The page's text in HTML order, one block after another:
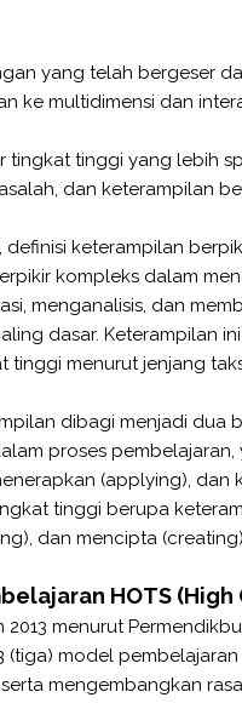
yang telah bergeser
ke multidimensi dan
tingkat tinggi yang lebih
dan keterampilan
keterampilan
kompleks dalam
menganalisis, dan
dasar. Keterampilan
tinggi menurut jenjang
dibagi menjadi dua
proses
(applying),
tinggi berupa
dan mencipta
HOTS
2013 menurut
(tiga) model
mengembangkan